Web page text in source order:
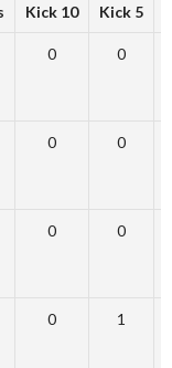
Kick 10 Kick 5
0 0
0 0
0 0
0 1